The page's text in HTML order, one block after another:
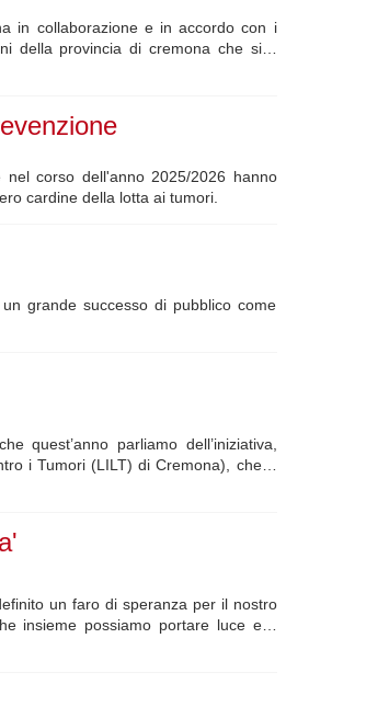
in collaborazione e in accordo con i
della provincia di cremona che si…
corso dell'anno 2025/2026 hanno
cardine della lotta ai tumori.
grande successo di pubblico come
quest’anno parliamo dell’iniziativa,
i Tumori (LILT) di Cremona), che…
un faro di speranza per il nostro
insieme possiamo portare luce e…